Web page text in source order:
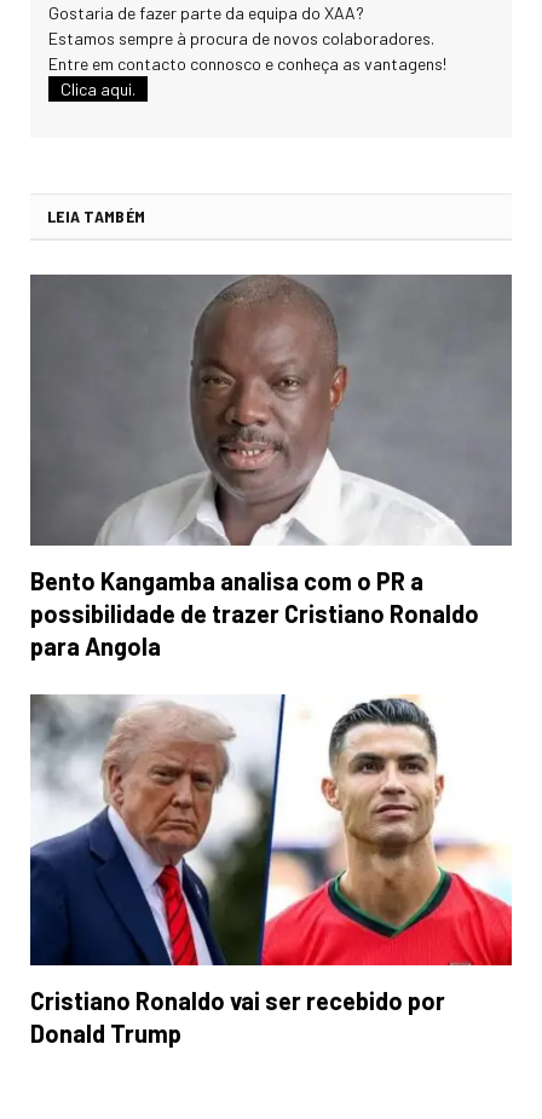
Gostaria de fazer parte da equipa do XAA?
Estamos sempre à procura de novos colaboradores.
Entre em contacto connosco e conheça as vantagens!
Clica aqui.
LEIA TAMBÉM
Bento Kangamba analisa com o PR a
possibilidade de trazer Cristiano Ronaldo
para Angola
Cristiano Ronaldo vai ser recebido por
Donald Trump